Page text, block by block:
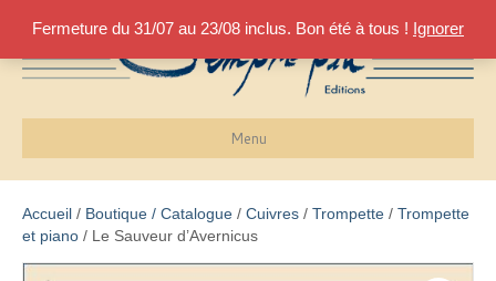
Fermeture du 31/07 au 23/08 inclus. Bon été à tous ! Ignorer
Menu
Accueil / Boutique / Catalogue / Cuivres / Trompette / Trompette
et piano / Le Sauveur d’Avernicus